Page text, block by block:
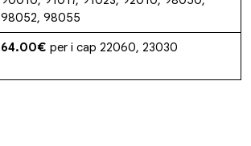
98052, 98055
64.00€ per i cap 22060, 23030